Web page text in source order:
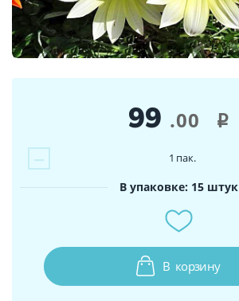
99 .00 i
− 1 пак.
В упаковке: 15 штук
В корзину